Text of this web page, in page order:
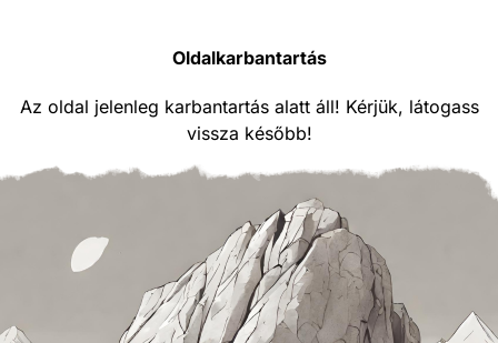
Oldalkarbantartás
Az oldal jelenleg karbantartás alatt áll! Kérjük, látogass
vissza később!